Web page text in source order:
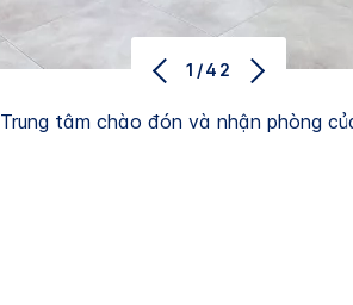
Trung tâm chào đón và nhận phòng
1/42